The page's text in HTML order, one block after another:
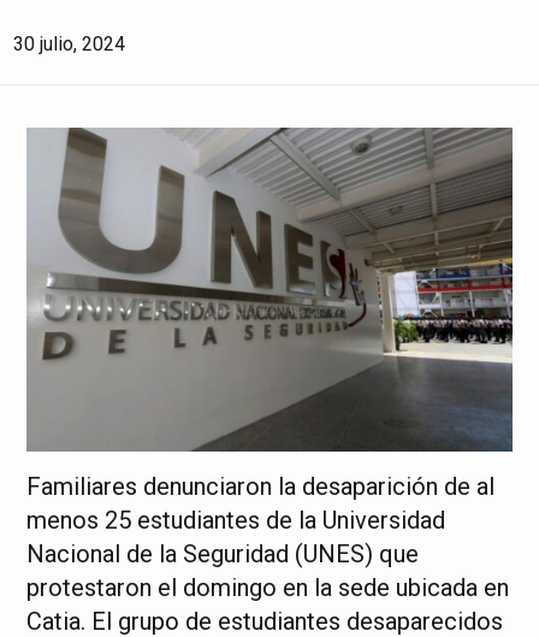
30 julio, 2024
Familiares denunciaron la desaparición de al
menos 25 estudiantes de la Universidad
Nacional de la Seguridad (UNES) que
protestaron el domingo en la sede ubicada en
Catia. El grupo de estudiantes desaparecidos